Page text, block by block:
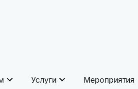
Услуги Мероприятия